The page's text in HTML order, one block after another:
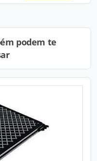
podem te